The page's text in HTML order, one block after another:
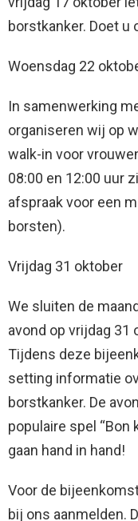
borstkanker. Doet u
Woensdag 22
In samenwerking
organiseren wij op
walk-in voor
08:00 en 12:00 uur
afspraak voor een
borsten).
Vrijdag 31 oktober
We sluiten de
avond op vrijdag 31
Tijdens deze
setting informatie
borstkanker. De
populaire spel “Bon
gaan hand in hand!
Voor de
bij ons aanmelden.